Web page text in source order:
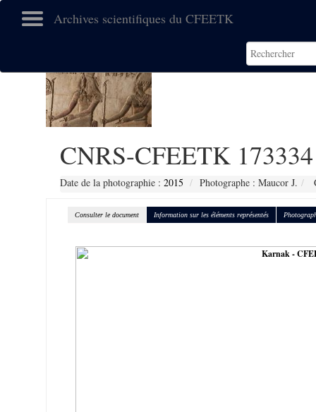
Archives scientifiques du CFEETK
CNRS-CFEETK 173334
Date de la photographie : 2015 Photographe : Maucor J.
Consulter le document Information sur les éléments représentés